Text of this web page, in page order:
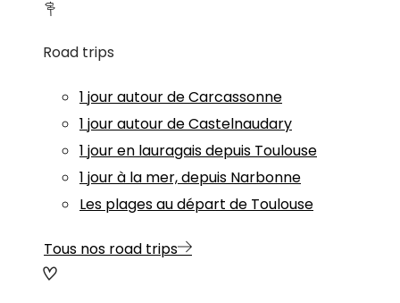
Road trips
1 jour autour de Carcassonne
1 jour autour de Castelnaudary
1 jour en lauragais depuis Toulouse
1 jour à la mer, depuis Narbonne
Les plages au départ de Toulouse
Tous nos road trips